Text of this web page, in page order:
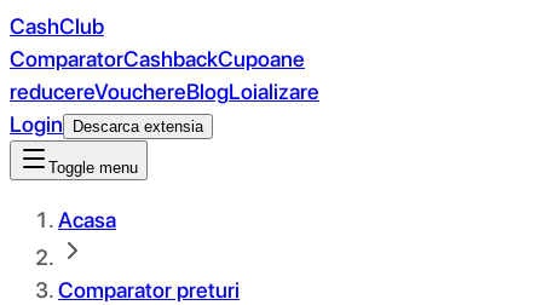
CashClub
ComparatorCashbackCupoane
reducereVouchereBlogLoializare
Login
Descarca extensia
Toggle menu
Acasa
Comparator preturi